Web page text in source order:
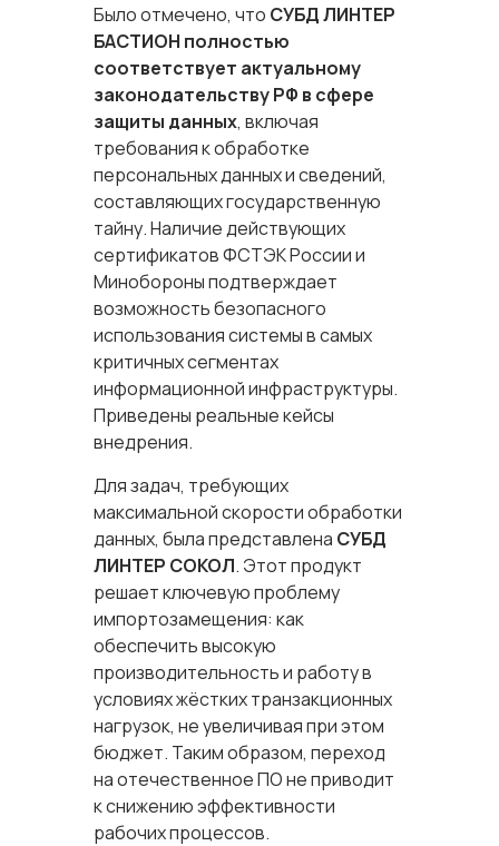
Было отмечено, что СУБД ЛИНТЕР
БАСТИОН полностью
соответствует актуальному
законодательству РФ в сфере
защиты данных, включая
требования к обработке
персональных данных и сведений,
составляющих государственную
тайну. Наличие действующих
сертификатов ФСТЭК России и
Минобороны подтверждает
возможность безопасного
использования системы в самых
критичных сегментах
информационной инфраструктуры.
Приведены реальные кейсы
внедрения.
Для задач, требующих
максимальной скорости обработки
данных, была представлена СУБД
ЛИНТЕР СОКОЛ. Этот продукт
решает ключевую проблему
импортозамещения: как
обеспечить высокую
производительность и работу в
условиях жёстких транзакционных
нагрузок, не увеличивая при этом
бюджет. Таким образом, переход
на отечественное ПО не приводит
к снижению эффективности
рабочих процессов.